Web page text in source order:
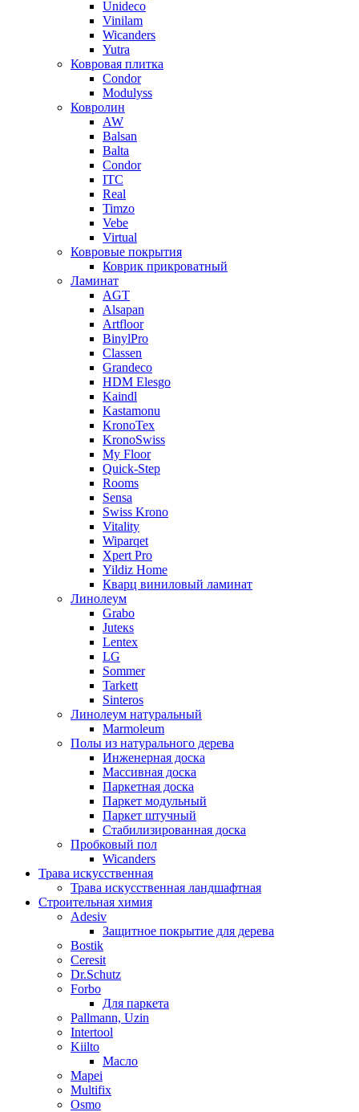
Unideco
Vinilam
Wicanders
Yutra
Ковровая плитка
Condor
Modulyss
Ковролин
AW
Balsan
Balta
Condor
ITC
Real
Timzo
Vebe
Virtual
Ковровые покрытия
Коврик прикроватный
Ламинат
AGT
Alsapan
Artfloor
BinylPro
Classen
Grandeco
HDM Elesgo
Kaindl
Kastamonu
KronoTex
KronoSwiss
My Floor
Quick-Step
Rooms
Sensa
Swiss Krono
Vitality
Wiparqet
Xpert Pro
Yildiz Home
Кварц виниловый ламинат
Линолеум
Grabo
Juteкs
Lentex
LG
Sommer
Tarkett
Sinteros
Линолеум натуральный
Marmoleum
Полы из натурального дерева
Инженерная доска
Массивная доска
Паркетная доска
Паркет модульный
Паркет штучный
Стабилизированная доска
Пробковый пол
Wicanders
Трава искусственная
Трава искусственная ландшафтная
Строительная химия
Adesiv
Защитное покрытие для дерева
Bostik
Ceresit
Dr.Schutz
Forbo
Для паркета
Pallmann, Uzin
Intertool
Kiilto
Масло
Mapei
Multifix
Osmo